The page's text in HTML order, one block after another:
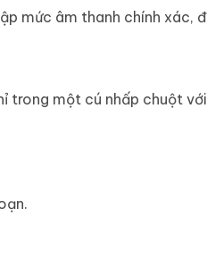
mức âm thanh chính xác,
trong một cú nhấp chuột